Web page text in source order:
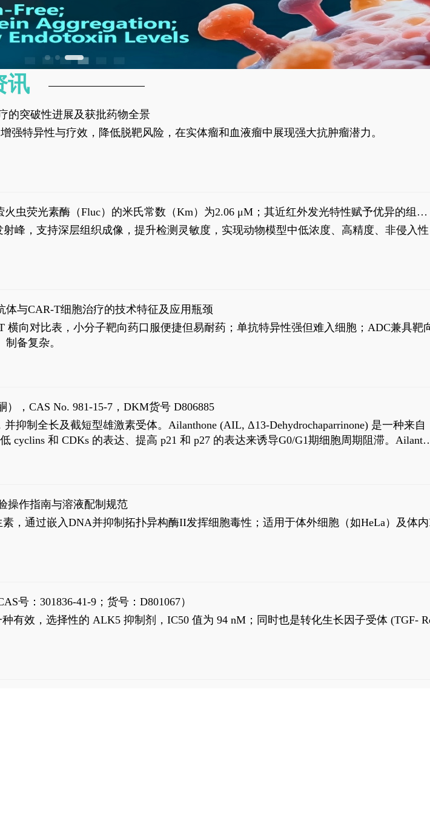
的突破性进展及获批药物全景
强特异性与疗效，降低脱靶风险，在实体瘤和血液瘤中展现强大抗肿瘤潜力。
虫荧光素酶（Fluc）的米氏常数（Km）为2.06 μM；其近红外发光特性赋予优异的组织
药剂量下的高灵敏度、非侵入式生物发光动态追踪。
峰，支持深层组织成像，提升检测灵敏度，实现动物模型中低浓度、高精度、非侵入性
与CAR-T细胞治疗的技术特征及应用瓶颈
横向对比表，小分子靶向药口服便捷但易耐药；单抗特异性强但难入细胞；ADC兼具靶
备复杂。
，CAS No. 981-15-7，DKM货号 D806885
抑制全长及截短型雄激素受体。Ailanthone (AIL, Δ13-Dehydrochaparrinone) 是一种来自
cyclins 和 CDKs 的表达、提高 p21 和 p27 的表达来诱导G0/G1期细胞周期阻滞。
Vs, AR1-651)的抑制剂，对应的IC50值分别为69 nM和309 nM。
操作指南与溶液配制规范
，通过嵌入DNA并抑制拓扑异构酶II发挥细胞毒性；适用于体外细胞（如HeLa）及体内
号：301836-41-9；货号：D801067）
有效，选择性的 ALK5 抑制剂，IC50 值为 94 nM；同时也是转化生长因子受体 (TGF-
讯